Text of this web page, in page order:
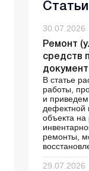
30.07.2026
Ремонт
средств
В статье
работы,
и
дефектной
объекта
ремонты,
29.07.2026